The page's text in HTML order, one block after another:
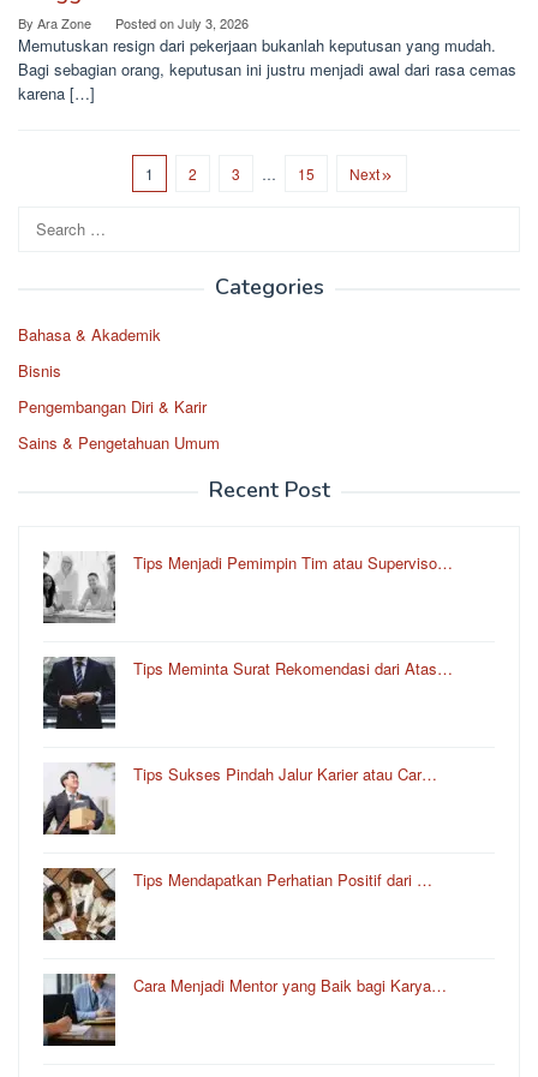
By Ara Zone Posted onJuly 3, 2026
Memutuskan resign dari pekerjaan bukanlah keputusan yang mudah.
Bagi sebagian orang, keputusan ini justru menjadi awal dari rasa cemas
karena […]
1 2 3 … 15 Next
Search
for:
Categories
Bahasa & Akademik
Bisnis
Pengembangan Diri & Karir
Sains & Pengetahuan Umum
Recent Post
Tips Menjadi Pemimpin Tim atau Superviso…
Tips Meminta Surat Rekomendasi dari Atas…
Tips Sukses Pindah Jalur Karier atau Car…
Tips Mendapatkan Perhatian Positif dari …
Cara Menjadi Mentor yang Baik bagi Karya…